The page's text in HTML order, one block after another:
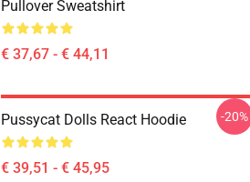
Pullover Sweatshirt
€ 37,67 - € 44,11
Pussycat Dolls React Hoodie
€ 39,51 - € 45,95
-20%